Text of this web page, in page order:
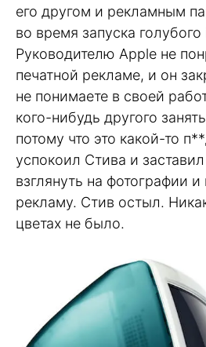
его другом и рекламным
во время запуска голубого
Руководителю Apple не
печатной рекламе, и он
не понимаете в своей
кого-нибудь другого
потому что это какой-то
успокоил Стива и
взглянуть на фотографии
рекламу. Стив остыл.
цветах не было.